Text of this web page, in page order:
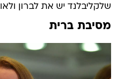
שלקליבלנד יש את לברון
מסיבת ברית